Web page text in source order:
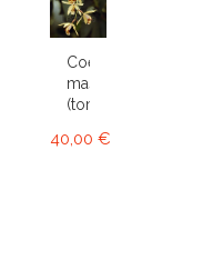
Coelogyne
massangeana
(tomentosa)
40,00 €